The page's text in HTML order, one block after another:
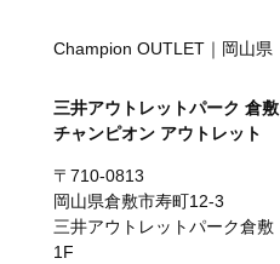
Champion OUTLET｜岡山県
三井アウトレットパーク 倉敷
チャンピオン アウトレット
〒710-0813
岡山県倉敷市寿町12-3
三井アウトレットパーク倉敷
1F